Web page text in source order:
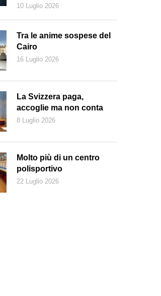
10 Luglio 2026
Tra le anime sospese del
Cairo
16 Luglio 2026
La Svizzera paga,
accoglie ma non conta
8 Luglio 2026
Molto più di un centro
polisportivo
22 Luglio 2026